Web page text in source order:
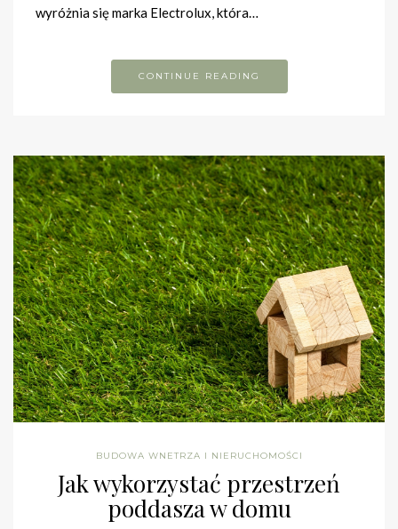
wyróżnia się marka Electrolux, która…
CONTINUE READING
BUDOWA WNETRZA I NIERUCHOMOŚCI
Jak wykorzystać przestrzeń
poddasza w domu